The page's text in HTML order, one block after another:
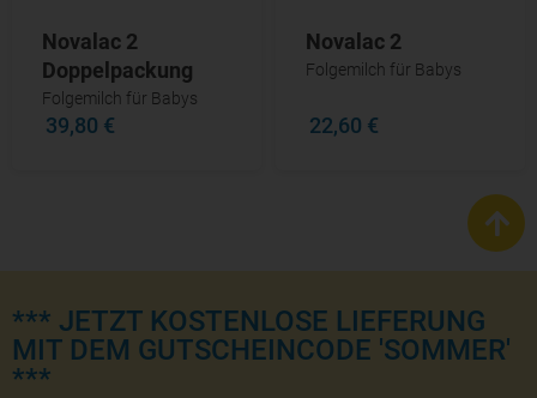
Novalac 2
Doppelpackung
Folgemilch für Babys
39,80 €
Novalac 2
Folgemilch für Babys
22,60 €
*** JETZT KOSTENLOSE LIEFERUNG
MIT DEM GUTSCHEINCODE 'SOMMER'
***